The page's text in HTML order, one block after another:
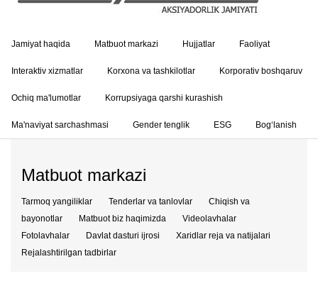
Jamiyat haqida Matbuot markazi Hujjatlar Faoliyat
Interaktiv xizmatlar Korxona va tashkilotlar Korporativ boshqaruv
Ochiq ma'lumotlar Korrupsiyaga qarshi kurashish
Ma'naviyat sarchashmasi Gender tenglik ESG Bog‘lanish
Matbuot markazi
Tarmoq yangiliklar Tenderlar va tanlovlar
Chiqish va
bayonotlar
Matbuot biz haqimizda
Videolavhalar
Fotolavhalar
Davlat dasturi ijrosi
Xaridlar reja va natijalari
Rejalashtirilgan tadbirlar